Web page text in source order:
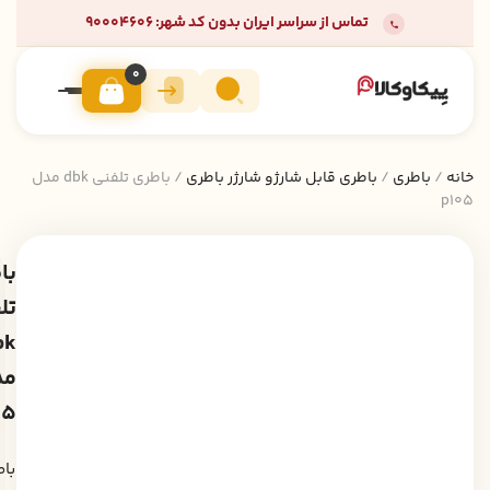
تماس از سراسر ایران بدون کد شهر: 90004606
0
خانه / باطری / باطری قابل شارژو شارژر باطری
/ باطری تلفنی dbk مدل
p105